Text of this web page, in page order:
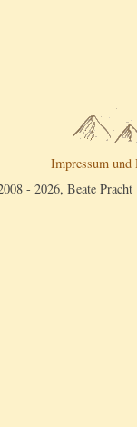
Impressum und
- 2026, Beate Pracht